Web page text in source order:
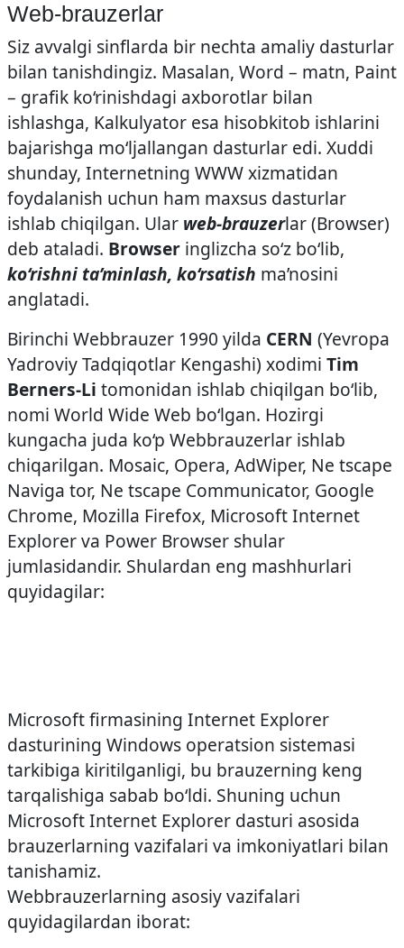
Web-brauzerlar
Siz avvalgi sinflarda bir nechta amaliy dasturlar
bilan tanishdingiz. Masalan, Word – matn, Paint
– grafik ko‘rinishdagi axborotlar bilan
ishlashga, Kalkulyator esa hisob­kitob ishlarini
bajarishga mo‘ljallangan dasturlar edi. Xuddi
shunday, Internetning WWW xizmatidan
foydalanish uchun ham maxsus dasturlar
ishlab chiqilgan. Ular web-brauzerlar (Browser)
deb ataladi. Browser inglizcha so‘z bo‘lib,
ko‘rishni ta’minlash, ko‘rsatish ma’nosini
anglatadi.
Birinchi Web­brauzer 1990­ yilda CERN (Yevropa
Yadroviy Tadqiqotlar Kengashi) xodimi Tim
Berners-Li tomonidan ishlab chiqilgan bo‘lib,
nomi World Wide Web bo‘lgan. Hozirgi
kungacha juda ko‘p Web­brauzerlar ishlab
chiqarilgan. Mosaic, Opera, AdWiper, Ne tscape
Naviga tor, Ne tscape Communicator, Google
Chrome, Mozilla Firefox, Microsoft Internet
Explorer va Power Browser shular
jumlasidandir. Shulardan eng mashhurlari
quyidagilar:
Microsoft firmasining Internet Explorer
dasturining Windows operatsion sistemasi
tarkibiga kiritilganligi, bu brauzerning keng
tarqalishiga sabab bo‘ldi. Shuning uchun
Microsoft Internet Explorer dasturi asosida
brauzerlarning vazifalari va imkoniyatlari bilan
tanishamiz.
Web­brauzerlarning asosiy vazifalari
quyidagilardan iborat: